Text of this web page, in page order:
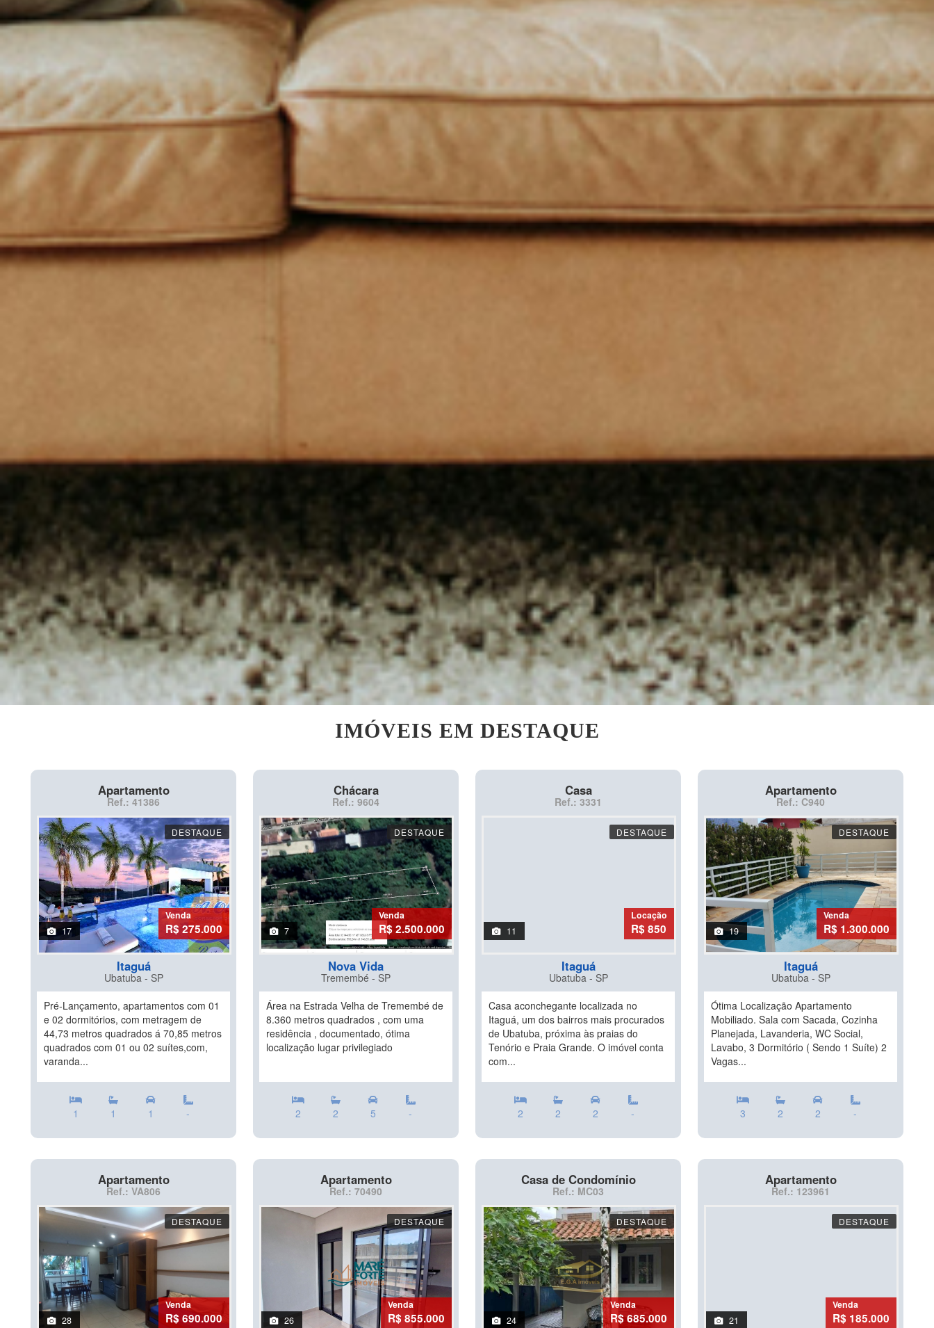
IMÓVEIS EM DESTAQUE
Apartamento
Ref.: 41386
DESTAQUE
17
Venda
R$ 275.000
Itaguá
Ubatuba - SP
Pré-Lançamento, apartamentos com 01
e 02 dormitórios, com metragem de
44,73 metros quadrados á 70,85 metros
quadrados com 01 ou 02 suítes,com,
varanda...
1 1 1 -
Chácara
Ref.: 9604
DESTAQUE
7
Venda
R$ 2.500.000
Nova Vida
Tremembé - SP
Área na Estrada Velha de Tremembé de
8.360 metros quadrados , com uma
residência , documentado, ótima
localização lugar privilegiado
2 2 5 -
Casa
Ref.: 3331
DESTAQUE
11
Locação
R$ 850
Itaguá
Ubatuba - SP
Casa aconchegante localizada no
Itaguá, um dos bairros mais procurados
de Ubatuba, próxima às praias do
Tenório e Praia Grande. O imóvel conta
com...
2 2 2 -
Apartamento
Ref.: C940
DESTAQUE
19
Venda
R$ 1.300.000
Itaguá
Ubatuba - SP
Ótima Localização Apartamento
Mobiliado. Sala com Sacada, Cozinha
Planejada, Lavanderia, WC Social,
Lavabo, 3 Dormitório ( Sendo 1 Suíte) 2
Vagas...
3 2 2 -
Apartamento
Ref.: VA806
DESTAQUE
28
Venda
R$ 690.000
Apartamento
Ref.: 70490
DESTAQUE
26
Venda
R$ 855.000
Casa de Condomínio
Ref.: MC03
DESTAQUE
24
Venda
R$ 685.000
Apartamento
Ref.: 123961
DESTAQUE
21
Venda
R$ 185.000